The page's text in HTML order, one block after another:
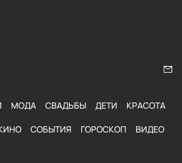
МОДА СВАДЬБЫ ДЕТИ КРАСОТА
СОБЫТИЯ ГОРОСКОП ВИДЕО